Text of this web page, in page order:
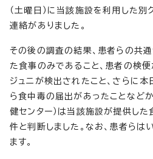
（土曜日）に当該施設を利用した
連絡がありました。
その後の調査の結果、患者らの共
た食事のみであること、患者の検便
ジュニが検出されたこと、さらに本
ら食中毒の届出があったことなど
健センター）は当該施設が提供し
件と判断しました。なお、患者らは
ます。